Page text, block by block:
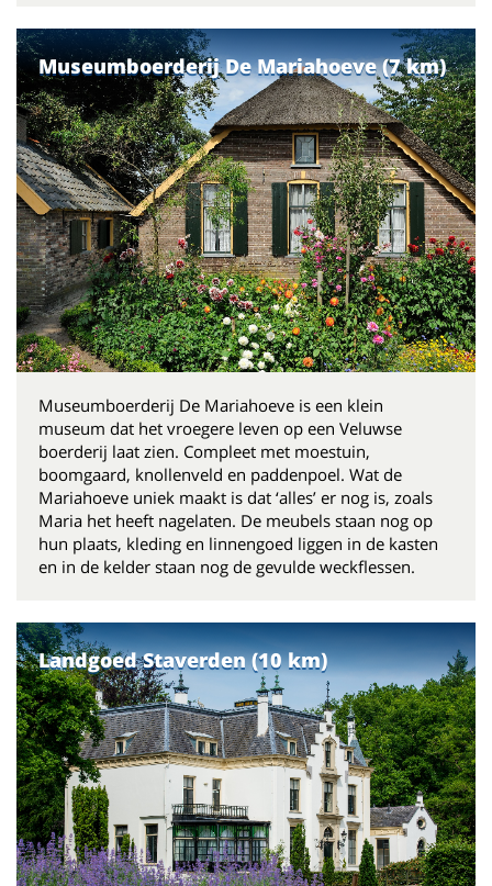
Museumboerderij De Mariahoeve (7 km)
Museumboerderij De Mariahoeve is een klein
museum dat het vroegere leven op een Veluwse
boerderij laat zien. Compleet met moestuin,
boomgaard, knollenveld en paddenpoel. Wat de
Mariahoeve uniek maakt is dat ‘alles’ er nog is, zoals
Maria het heeft nagelaten. De meubels staan nog op
hun plaats, kleding en linnengoed liggen in de kasten
en in de kelder staan nog de gevulde weckflessen.
Landgoed Staverden (10 km)